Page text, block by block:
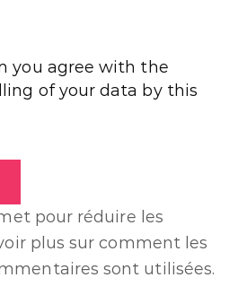
you agree with the
of your data by this
pour réduire les
plus sur comment les
sont utilisées.